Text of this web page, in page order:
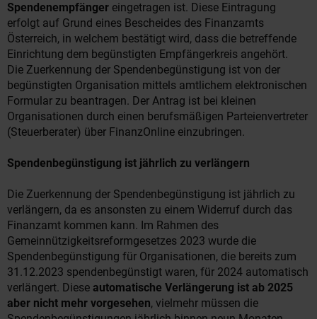
Spendenempfänger eingetragen ist. Diese Eintragung
erfolgt auf Grund eines Bescheides des Finanzamts
Österreich, in welchem bestätigt wird, dass die betreffende
Einrichtung dem begünstigten Empfängerkreis angehört.
Die Zuerkennung der Spendenbegünstigung ist von der
begünstigten Organisation mittels amtlichem elektronischen
Formular zu beantragen. Der Antrag ist bei kleinen
Organisationen durch einen berufsmäßigen Parteienvertreter
(Steuerberater) über FinanzOnline einzubringen.
Spendenbegünstigung ist jährlich zu verlängern
Die Zuerkennung der Spendenbegünstigung ist jährlich zu
verlängern, da es ansonsten zu einem Widerruf durch das
Finanzamt kommen kann. Im Rahmen des
Gemeinnützigkeitsreformgesetzes 2023 wurde die
Spendenbegünstigung für Organisationen, die bereits zum
31.12.2023 spendenbegünstigt waren, für 2024 automatisch
verlängert. Diese automatische Verlängerung ist ab 2025
aber nicht mehr vorgesehen, vielmehr müssen die